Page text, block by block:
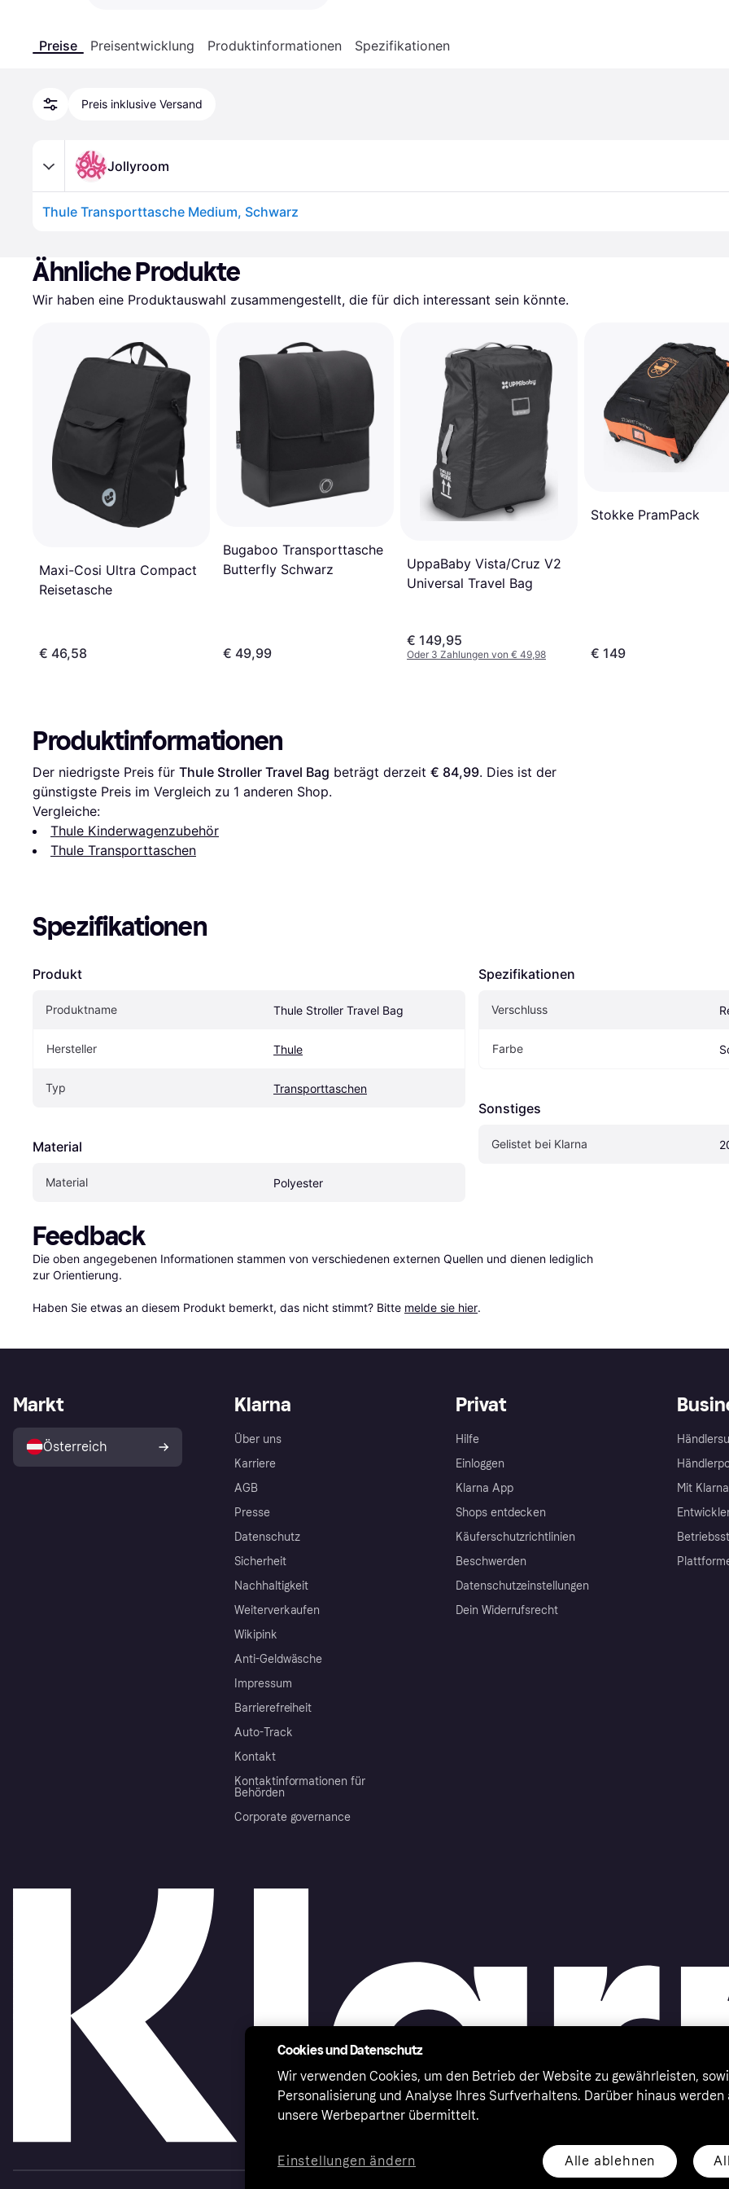
Preise Preisentwicklung Produktinformationen Spezifikationen
Preis inklusive Versand
Jollyroom
Thule Transporttasche Medium, Schwarz
Ähnliche Produkte
Wir haben eine Produktauswahl zusammengestellt, die für dich interessant sein könnte.
Maxi-Cosi Ultra Compact
Reisetasche
€ 46,58
Bugaboo Transporttasche
Butterfly Schwarz
€ 49,99
UppaBaby Vista/Cruz V2
Universal Travel Bag
€ 149,95
Oder 3 Zahlungen von € 49,98
Stokke PramPack
€ 149
Produktinformationen
Der niedrigste Preis für Thule Stroller Travel Bag beträgt derzeit € 84,99. Dies ist der
günstigste Preis im Vergleich zu 1 anderen Shop.
Vergleiche:
Thule Kinderwagenzubehör
Thule Transporttaschen
Spezifikationen
Produkt
Produktname Thule Stroller Travel Bag
Hersteller Thule
Typ Transporttaschen
Material
Material Polyester
Spezifikationen
Verschluss
Farbe
Sonstiges
Gelistet bei Klarna
Feedback
Die oben angegebenen Informationen stammen von verschiedenen externen Quellen und dienen lediglich
zur Orientierung.
Haben Sie etwas an diesem Produkt bemerkt, das nicht stimmt? Bitte melde sie hier.
Klarna
Über uns
Karriere
AGB
Presse
Datenschutz
Sicherheit
Nachhaltigkeit
Weiterverkaufen
Wikipink
Anti-Geldwäsche
Impressum
Barrierefreiheit
Auto-Track
Kontakt
Kontaktinformationen für
Behörden
Corporate governance
Privat
Hilfe
Einloggen
Klarna App
Shops entdecken
Käuferschutzrichtlinien
Beschwerden
Datenschutzeinstellungen
Dein Widerrufsrecht
Mit
Markt
Österreich
Cookies und Datenschutz
Wir verwenden Cookies, um den Betrieb der Website zu gewährleisten,
Personalisierung und Analyse Ihres Surfverhaltens. Darüber hinaus werden
unsere Werbepartner übermittelt.
Alle ablehnen
Einstellungen ändern